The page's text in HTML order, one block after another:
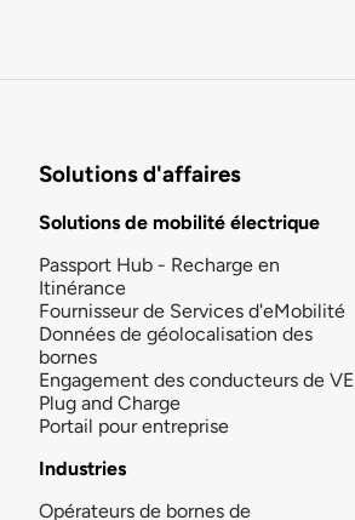
Solutions d'affaires
Solutions de mobilité électrique
Passport Hub - Recharge en
Itinérance
Fournisseur de Services d'eMobilité
Données de géolocalisation des
bornes
Engagement des conducteurs de VE
Plug and Charge
Portail pour entreprise
Industries
Opérateurs de bornes de